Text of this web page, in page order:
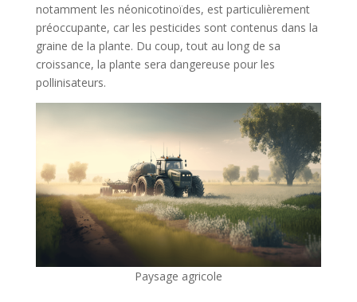
notamment les néonicotinoïdes, est particulièrement
préoccupante, car les pesticides sont contenus dans la
graine de la plante. Du coup, tout au long de sa
croissance, la plante sera dangereuse pour les
pollinisateurs.
Paysage agricole